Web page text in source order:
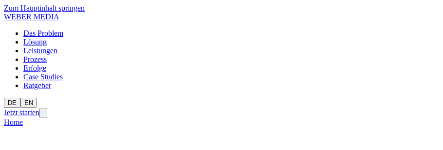
Zum Hauptinhalt springen
WEBER MEDIA
Das Problem
Lösung
Leistungen
Prozess
Erfolge
Case Studies
Ratgeber
DE EN
Jetzt starten
Home